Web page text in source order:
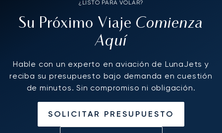
¿LISTO PARA VOLAR?
Su Próximo Viaje Comienza
Aquí
Hable con un experto en aviación de LunaJets y
reciba su presupuesto bajo demanda en cuestión
de minutos. Sin compromiso ni obligación.
SOLICITAR PRESUPUESTO